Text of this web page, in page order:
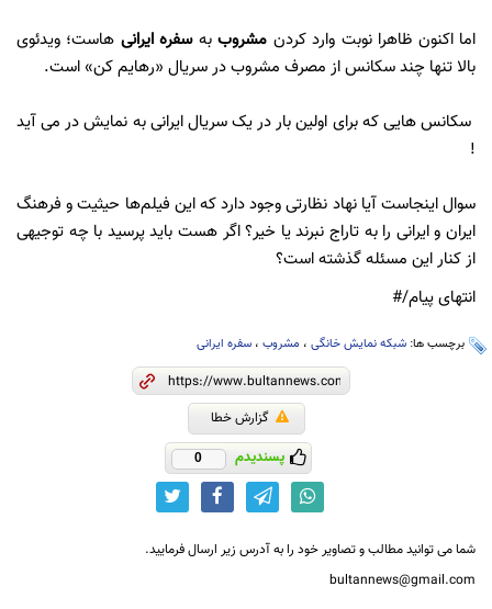
اما اکنون ظاهرا نوبت وارد کردن مشروببه سفره ایرانی هاست؛ ویدئوی
بالا تنها چند سکانس از مصرف مشروب در سریال «رهایم کن» است.
سکانس هایی که برای اولین بار در یک سریال ایرانی به نمایش در می آید
!
سوال اینجاست آیا نهاد نظارتی وجود دارد که این فیلم‌ها حیثیت و فرهنگ
ایران و ایرانی را به تاراج نبرند یا خیر؟ اگر هست باید پرسید با چه توجیهی
از کنار این مسئله گذشته است؟
انتهای پیام/#
برچسب ها: شبکه نمایش خانگی ، مشروب ، سفره ایرانی
گزارش خطا
پسندیدم 0
شما می توانید مطالب و تصاویر خود را به آدرس زیر ارسال فرمایید.
bultannews@gmail.com